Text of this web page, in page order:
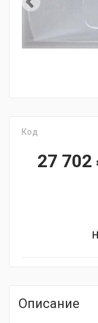
Код
27 702
Описание